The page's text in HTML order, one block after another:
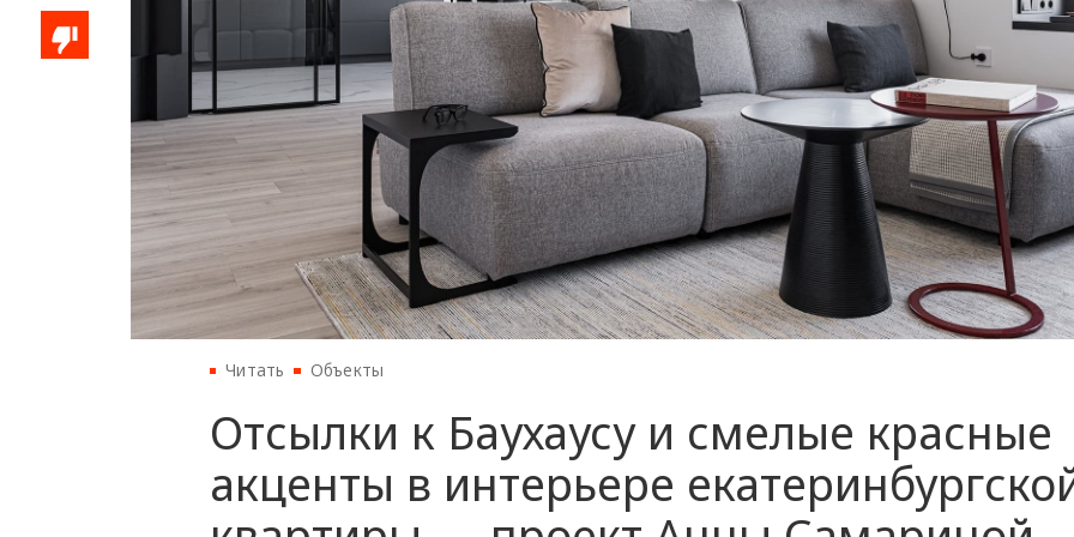
Читать Объекты
Отсылки к Баухаусу и смелые красные
акценты в интерьере